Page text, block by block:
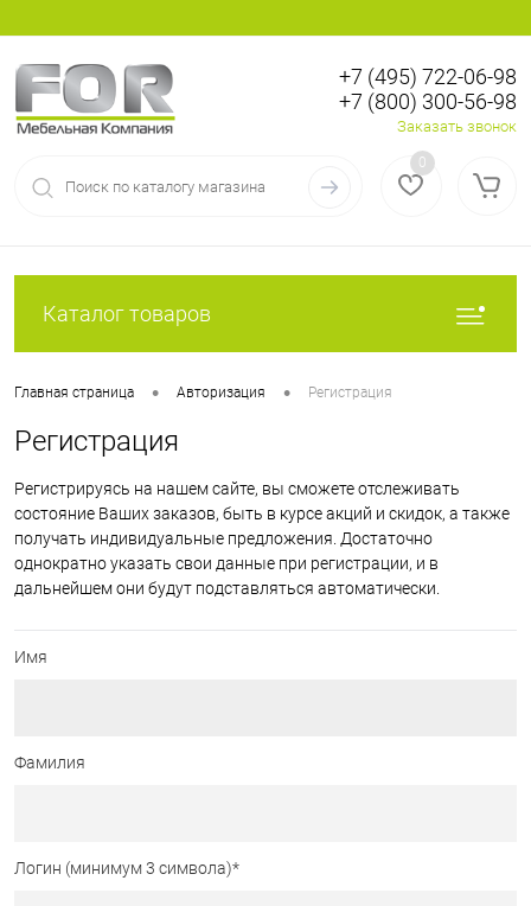
Регистрация
+7 (495) 722-06-98
+7 (800) 300-56-98
Заказать звонок
0
Каталог товаров
Главная страница • Авторизация • Регистрация
Регистрация
Регистрируясь на нашем сайте, вы сможете отслеживать
состояние Ваших заказов, быть в курсе акций и скидок, а также
получать индивидуальные предложения. Достаточно
однократно указать свои данные при регистрации, и в
дальнейшем они будут подставляться автоматически.
Имя
Фамилия
Логин (минимум 3 символа)*